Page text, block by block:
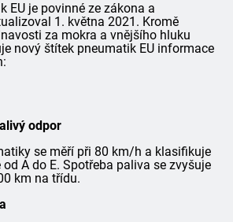
EU je povinné ze zákona a
1. května 2021. Kromě
za mokra a vnějšího hluku
nový štítek pneumatik EU informace
odpor
se měří při 80 km/h a klasifikuje
A do E. Spotřeba paliva se zvyšuje
km na třídu.